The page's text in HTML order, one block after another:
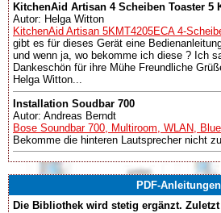
KitchenAid Artisan 4 Scheiben Toaster 5
Autor: Helga Witton
KitchenAid Artisan 5KMT4205ECA 4-
gibt es für dieses Gerät eine
und wenn ja, wo bekomme ich diese ? Ich
Dankeschön für ihre Mühe Freundliche
Helga Witton...
Installation Soudbar 700
Autor: Andreas Berndt
Bose Soundbar 700, Multiroom, WLAN,
Bekomme die hinteren Lautsprecher nicht
PDF-Anleitungen
Die Bibliothek wird stetig ergänzt.